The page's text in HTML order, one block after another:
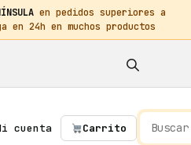
en pedidos superiores a
24h en muchos productos
cuenta Carrito